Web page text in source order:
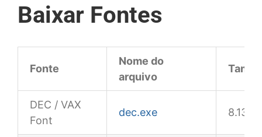
Baixar Fontes
Fonte
Nome do
arquivo
DEC / VAX
Font
dec.exe